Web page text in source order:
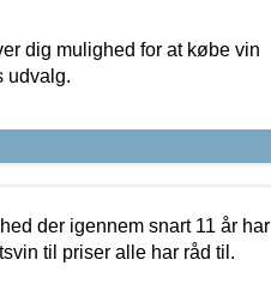
dig mulighed for at købe vin
udvalg.
der igennem snart 11 år har
til priser alle har råd til.